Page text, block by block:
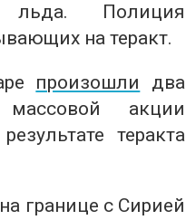
льда. Полиция
на теракт.
произошли два
акции
теракта
границе с Сирией